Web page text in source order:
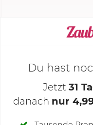
Deine Notizen
Du hast
Jetzt 31
danach nur